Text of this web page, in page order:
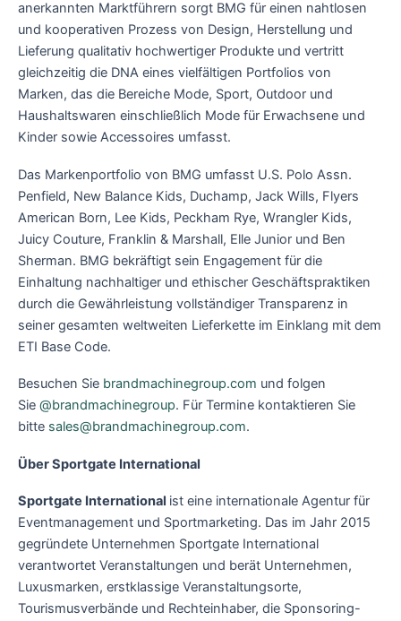
anerkannten Marktführern sorgt BMG für einen nahtlosen
und kooperativen Prozess von Design, Herstellung und
Lieferung qualitativ hochwertiger Produkte und vertritt
gleichzeitig die DNA eines vielfältigen Portfolios von
Marken, das die Bereiche Mode, Sport, Outdoor und
Haushaltswaren einschließlich Mode für Erwachsene und
Kinder sowie Accessoires umfasst.
Das Markenportfolio von BMG umfasst U.S. Polo Assn.
Penfield, New Balance Kids, Duchamp, Jack Wills, Flyers
American Born, Lee Kids, Peckham Rye, Wrangler Kids,
Juicy Couture, Franklin & Marshall, Elle Junior und Ben
Sherman. BMG bekräftigt sein Engagement für die
Einhaltung nachhaltiger und ethischer Geschäftspraktiken
durch die Gewährleistung vollständiger Transparenz in
seiner gesamten weltweiten Lieferkette im Einklang mit dem
ETI Base Code.
Besuchen Sie brandmachinegroup.com und folgen
Sie @brandmachinegroup. Für Termine kontaktieren Sie
bitte sales@brandmachinegroup.com.
Über Sportgate International
Sportgate International ist eine internationale Agentur für
Eventmanagement und Sportmarketing. Das im Jahr 2015
gegründete Unternehmen Sportgate International
verantwortet Veranstaltungen und berät Unternehmen,
Luxusmarken, erstklassige Veranstaltungsorte,
Tourismusverbände und Rechteinhaber, die Sponsoring-